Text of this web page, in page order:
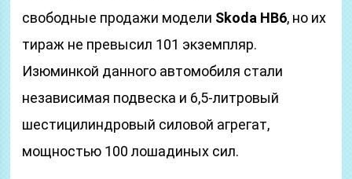
свободные продажи модели Skoda HB6, но их
тираж не превысил 101 экземпляр.
Изюминкой данного автомобиля стали
независимая подвеска и 6,5-литровый
шестицилиндровый силовой агрегат,
мощностью 100 лошадиных сил.